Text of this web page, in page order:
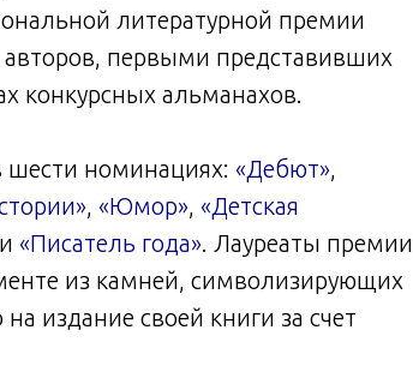
литературной премии
авторов, первыми представивших
конкурсных альманахов.
шести номинациях: «Дебют»,
, «Юмор», «Детская
«Писатель года». Лауреаты премии
из камней, символизирующих
издание своей книги за счет